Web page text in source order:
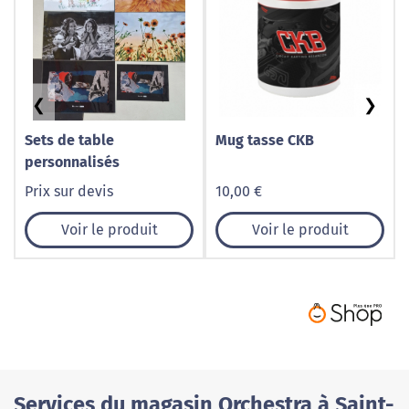
Sets de table
personnalisés
Prix sur devis
Voir le produit
Mug tasse CKB
10,00 €
Voir le produit
❮ ❯